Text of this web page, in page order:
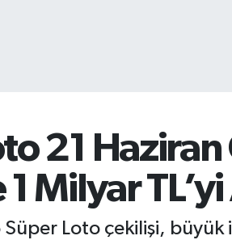
21
1 Milyar TL’yi
Loto çekilişi, büyük